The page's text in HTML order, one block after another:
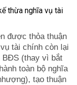
được thỏa thuận
tài chính còn lại
BĐS (thay vì bắt
toàn bộ nghĩa
tạo thuận